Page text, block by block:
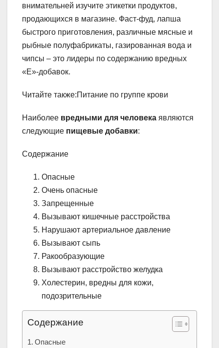
внимательней изучите этикетки продуктов,
продающихся в магазине. Фаст-фуд, лапша
быстрого приготовления, различные мясные и
рыбные полуфабрикаты, газированная вода и
чипсы – это лидеры по содержанию вредных
«Е»-добавок.
Читайте также:Питание по группе крови
Наиболее вредными для человека являются
следующие пищевые добавки:
Содержание
Опасные
Очень опасные
Запрещенные
Вызывают кишечные расстройства
Нарушают артериальное давление
Вызывают сыпь
Ракообразующие
Вызывают расстройство желудка
Холестерин, вредны для кожи,
подозрительные
Содержание
Опасные